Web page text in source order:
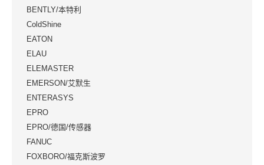
BENTLY/本特利
ColdShine
EATON
ELAU
ELEMASTER
EMERSON/艾默生
ENTERASYS
EPRO
EPRO/德国/传感器
FANUC
FOXBORO/福克斯波罗